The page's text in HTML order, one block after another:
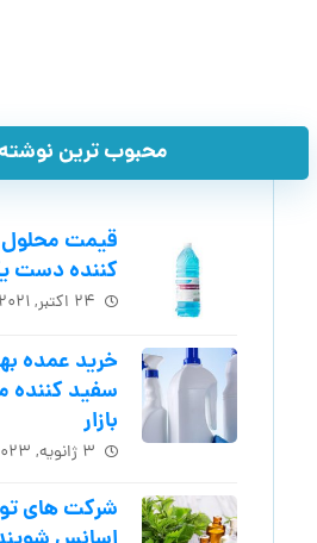
محبوب ترین
قیمت
کننده دست
۲۴ اکتبر, ۲۰۲۱
خرید عمده
سفید کننده
بازار
۳ ژانویه, ۲۰۲۳
شرکت های